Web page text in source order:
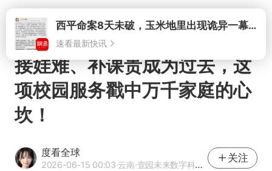
打开西平命案8天未破，玉米地里出现诡异一幕，我突然想起了欧金中
速看最新快讯
接娃难、补课贵成为过去，这
项校园服务戳中万千家庭的心
坎！
度看全球
2026-06-15 00:03·云南·壹园未来数字科技(辽宁)有限公司运营 优质旅游领域创作者
关注